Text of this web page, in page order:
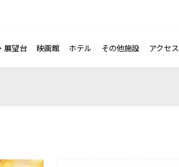
展望台 映画館 ホテル その他施設 アクセス